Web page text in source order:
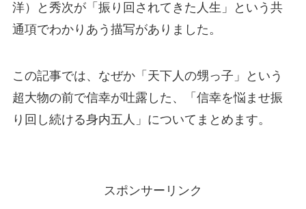
洋）と秀次が「振り回されてきた人生」という共
通項でわかりあう描写がありました。
この記事では、なぜか「天下人の甥っ子」という
超大物の前で信幸が吐露した、「信幸を悩ませ振
り回し続ける身内五人」についてまとめます。
スポンサーリンク